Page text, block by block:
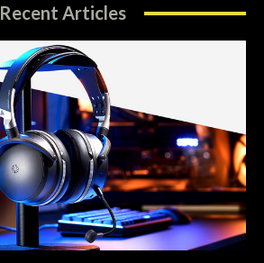
Recent Articles